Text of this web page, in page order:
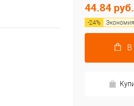
44.84 руб.
-24% Экономия
В